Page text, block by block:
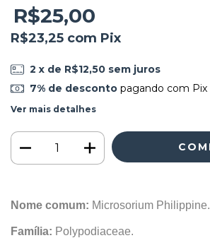
R$25,00
R$23,25 com Pix
2 x de R$12,50 sem juros
7% de descontopagando com Pix
Ver mais detalhes
Nome comum: Microsorium Philippine.
Família: Polypodiaceae.